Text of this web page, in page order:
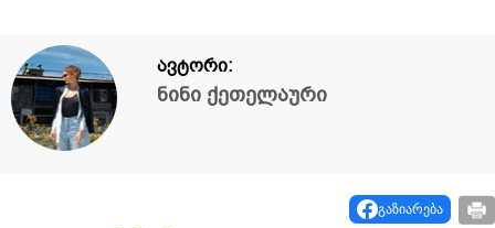
ავტორი:
ნინი ქეთელაური
გაზიარება